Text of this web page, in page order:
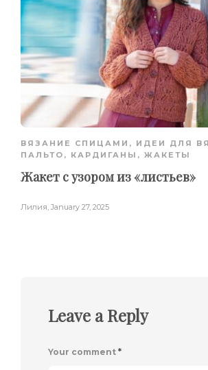
ВЯЗАНИЕ СПИЦАМИ , ИДЕИ ДЛЯ
ПАЛЬТО, КАРДИГАНЫ, ЖАКЕТЫ
Жакет с узором из «листьев»
Лилия January 27, 2025
Leave a Reply
Your comment *